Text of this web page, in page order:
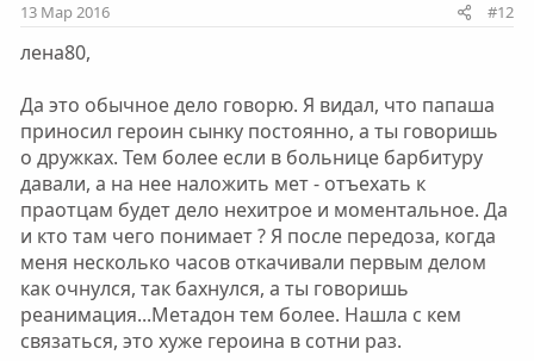
ы
й
г
о
л
о
с
ы
й
г
о
л
о
с
13 Мар 2016 #12
лена80,
Да это обычное дело говорю. Я видал, что папаша
приносил героин сынку постоянно, а ты говоришь
о дружках. Тем более если в больнице барбитуру
давали, а на нее наложить мет - отъехать к
праотцам будет дело нехитрое и моментальное. Да
и кто там чего понимает ? Я после передоза, когда
меня несколько часов откачивали первым делом
как очнулся, так бахнулся, а ты говоришь
реанимация...Метадон тем более. Нашла с кем
связаться, это хуже героина в сотни раз.